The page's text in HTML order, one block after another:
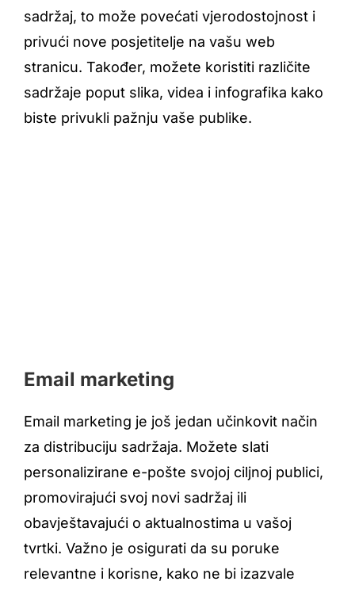
sadržaj, to može povećati vjerodostojnost i
privući nove posjetitelje na vašu web
stranicu. Također, možete koristiti različite
sadržaje poput slika, videa i infografika kako
biste privukli pažnju vaše publike.
Email marketing
Email marketing je još jedan učinkovit način
za distribuciju sadržaja. Možete slati
personalizirane e-pošte svojoj ciljnoj publici,
promovirajući svoj novi sadržaj ili
obavještavajući o aktualnostima u vašoj
tvrtki. Važno je osigurati da su poruke
relevantne i korisne, kako ne bi izazvale